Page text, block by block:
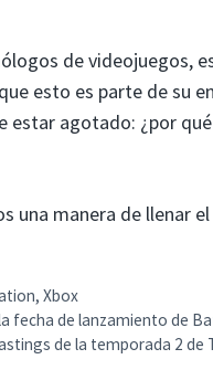
de videojuegos,
esto es parte de su
estar agotado: ¿por
una manera de llenar
,Xbox
fecha de lanzamiento de
de la temporada 2